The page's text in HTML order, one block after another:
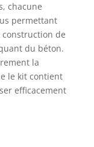
chacune
permettant
de
du béton.
la
le kit contient
efficacement